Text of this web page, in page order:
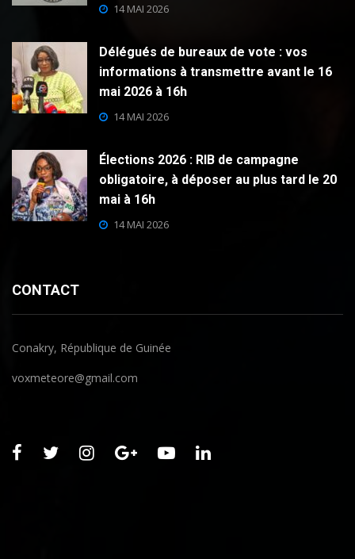
14 MAI 2026
Délégués de bureaux de vote : vos
informations à transmettre avant le 16
mai 2026 à 16h
14 MAI 2026
Élections 2026 : RIB de campagne
obligatoire, à déposer au plus tard le 20
mai à 16h
14 MAI 2026
CONTACT
Conakry, République de Guinée
voxmeteore@gmail.com